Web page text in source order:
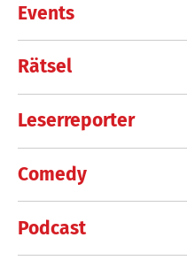
Events
Rätsel
Leserreporter
Comedy
Podcast